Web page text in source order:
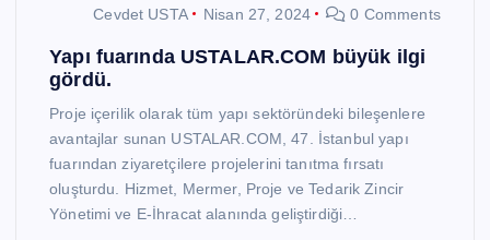
Cevdet USTA Nisan 27, 2024 0 Comments
Yapı fuarında USTALAR.COM büyük ilgi
gördü.
Proje içerilik olarak tüm yapı sektöründeki bileşenlere
avantajlar sunan USTALAR.COM, 47. İstanbul yapı
fuarından ziyaretçilere projelerini tanıtma fırsatı
oluşturdu. Hizmet, Mermer, Proje ve Tedarik Zincir
Yönetimi ve E-İhracat alanında geliştirdiği…